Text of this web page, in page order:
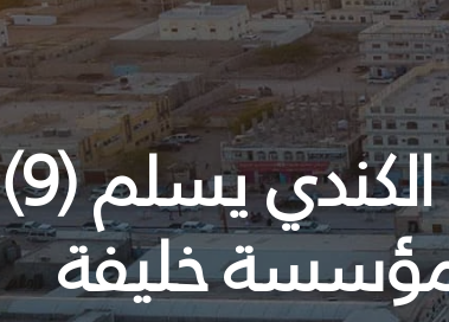
نيابة عن المحافظ ابن الوزير الوكيل الكندي يسلم (9)
خليفة